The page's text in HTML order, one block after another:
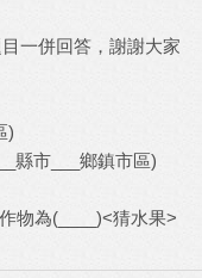
一併回答，謝謝大家
)
縣市___鄉鎮市區)
物為(____)<猜水果>